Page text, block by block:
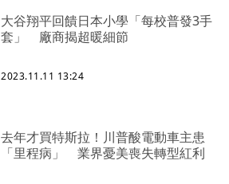
大谷翔平回饋日本小學「每校普發3手
套」 廠商揭超暖細節
2023.11.11 13:24
去年才買特斯拉！川普酸電動車主患
「里程病」 業界憂美喪失轉型紅利